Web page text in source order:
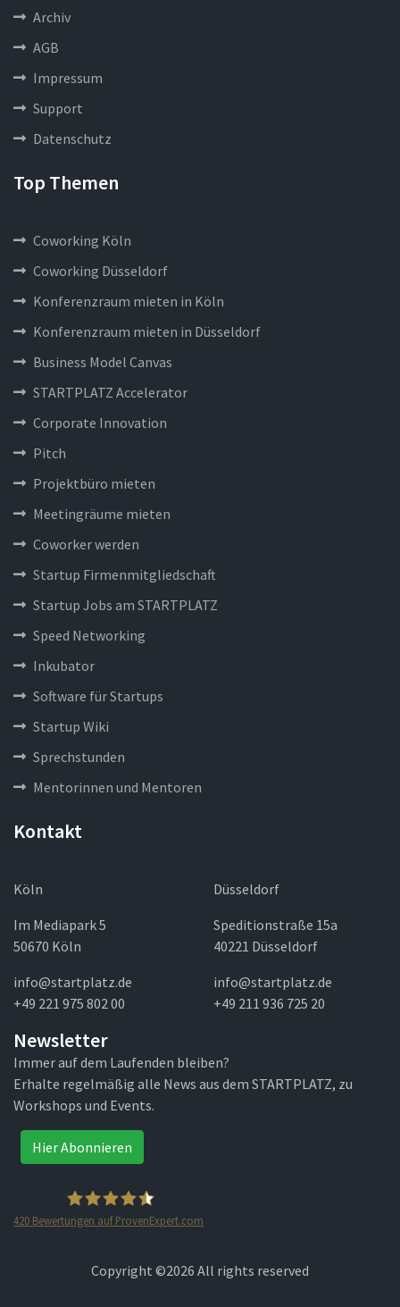
Archiv
AGB
Impressum
Support
Datenschutz
Top Themen
Coworking Köln
Coworking Düsseldorf
Konferenzraum mieten in Köln
Konferenzraum mieten in Düsseldorf
Business Model Canvas
STARTPLATZ Accelerator
Corporate Innovation
Pitch
Projektbüro mieten
Meetingräume mieten
Coworker werden
Startup Firmenmitgliedschaft
Startup Jobs am STARTPLATZ
Speed Networking
Inkubator
Software für Startups
Startup Wiki
Sprechstunden
Mentorinnen und Mentoren
Kontakt
Köln
Im Mediapark 5
50670 Köln
info@startplatz.de
+49 221 975 802 00
Düsseldorf
Speditionstraße 15a
40221 Düsseldorf
info@startplatz.de
+49 211 936 725 20
Newsletter
Immer auf dem Laufenden bleiben?
Erhalte regelmäßig alle News aus dem STARTPLATZ, zu
Workshops und Events.
Hier Abonnieren
420 Bewertungen auf ProvenExpert.com
Copyright ©2026 All rights reserved